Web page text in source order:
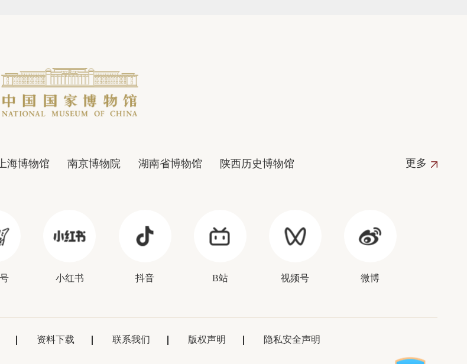
海博物馆 南京博物院 湖南省博物馆 陕西历史博物馆 更多
小红书 抖音 B站 视频号 微博
资料下载 联系我们 版权声明 隐私安全声明